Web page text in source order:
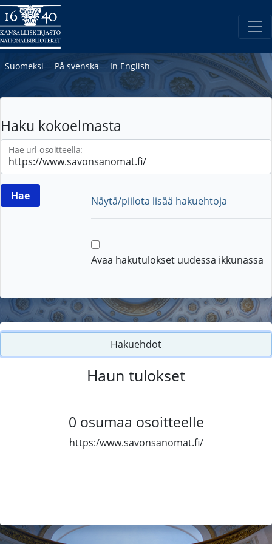
Suomeksi― På svenska― In English
Haku kokoelmasta
Hae url-osoitteella:
Näytä/piilota lisää hakuehtoja
Avaa hakutulokset uudessa ikkunassa
Hakuehdot
Haun tulokset
0 osumaa osoitteelle
https:/www.savonsanomat.fi/